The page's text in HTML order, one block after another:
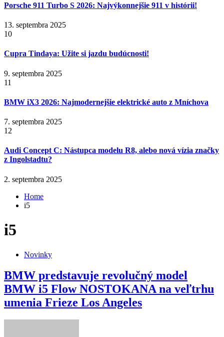
Porsche 911 Turbo S 2026: Najvýkonnejšie 911 v histórii!
13. septembra 2025
10
Cupra Tindaya: Užite si jazdu budúcnosti!
9. septembra 2025
11
BMW iX3 2026: Najmodernejšie elektrické auto z Mníchova
7. septembra 2025
12
Audi Concept C: Nástupca modelu R8, alebo nová vízia značky
z Ingolstadtu?
2. septembra 2025
Home
i5
i5
Novinky
BMW predstavuje revolučný model
BMW i5 Flow NOSTOKANA na veľtrhu
umenia Frieze Los Angeles